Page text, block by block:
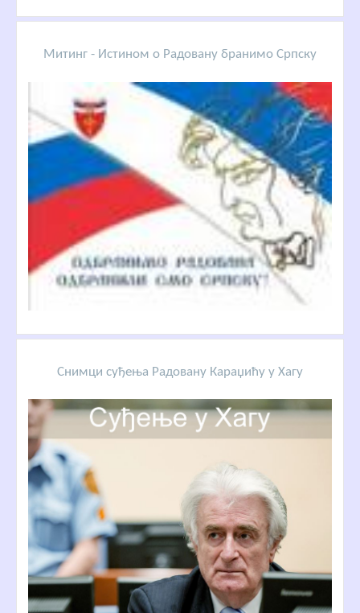
Митинг - Истином о Радовану бранимо Српску
Снимци суђења Радовану Караџићу у Хагу